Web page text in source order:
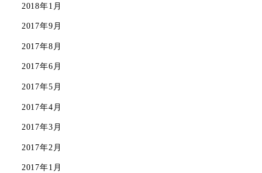
2018年1月
2017年9月
2017年8月
2017年6月
2017年5月
2017年4月
2017年3月
2017年2月
2017年1月